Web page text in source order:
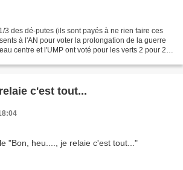
3 des dé-putes (ils sont payés à ne rien faire ces
à l'AN pour voter la prolongation de la guerre
centre et l'UMP ont voté pour les verts 2 pour 2
c'est tout...